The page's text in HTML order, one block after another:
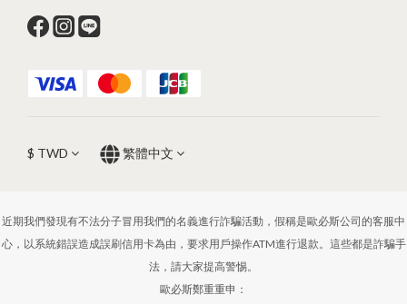
$ TWD 繁體中文
近期我們發現有不法分子冒用我們的名義進行詐騙活動，假稱是歐必斯公司的客服中
心，以系統錯誤造成誤刷信用卡為由，要求用戶操作ATM進行退款。這些都是詐騙手
法，請大家提高警惕。
歐必斯鄭重重申：